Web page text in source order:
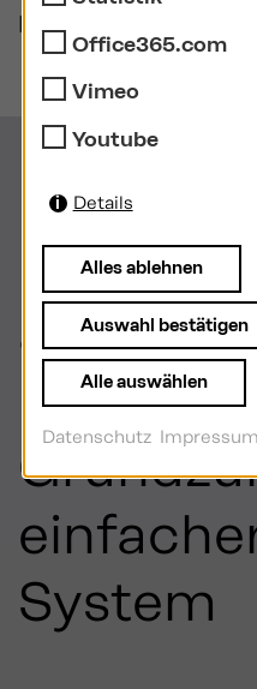
privaten Anbietern.
Neue
ale
höhere
System
Office365.com
Vimeo
Youtube
Details
Alles ablehnen
Auswahl bestätigen
Alle auswählen
Datenschutz Impressum